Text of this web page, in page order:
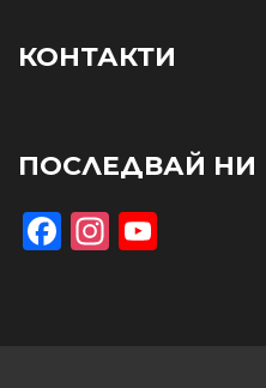
КОНТАКТИ
ПОСЛЕДВАЙ НИ
Facebook
Instagram